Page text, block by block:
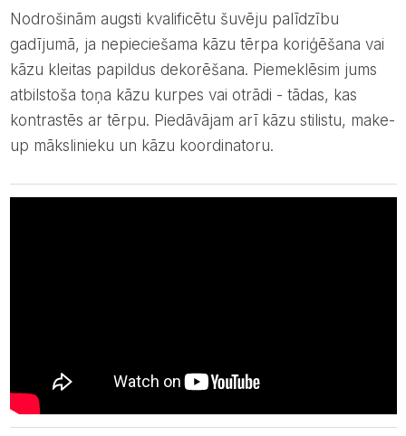
Nodrošinām augsti kvalificētu šuvēju palīdzību
gadījumā, ja nepieciešama kāzu tērpa koriģēšana vai
kāzu kleitas papildus dekorēšana. Piemeklēsim jums
atbilstoša toņa kāzu kurpes vai otrādi - tādas, kas
kontrastēs ar tērpu. Piedāvājam arī kāzu stilistu, make-
up mākslinieku un kāzu koordinatoru.